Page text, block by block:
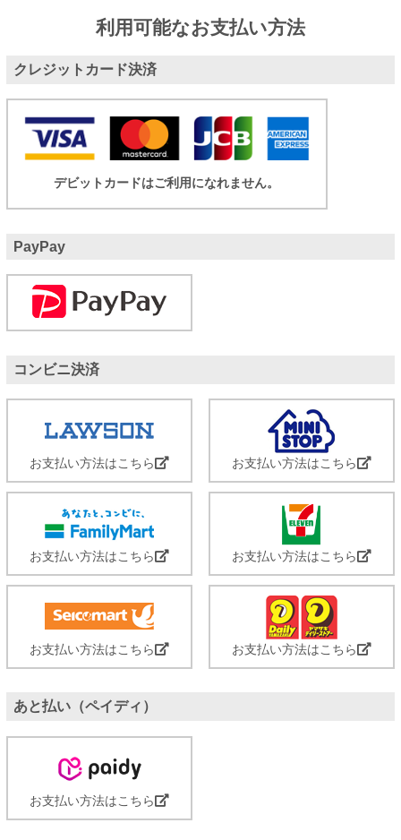
利用可能なお支払い方法
クレジットカード決済
デビットカードはご利用になれません。
PayPay
コンビニ決済
お支払い方法はこちら お支払い方法はこちら
お支払い方法はこちら お支払い方法はこちら
お支払い方法はこちら お支払い方法はこちら
あと払い（ペイディ）
お支払い方法はこちら